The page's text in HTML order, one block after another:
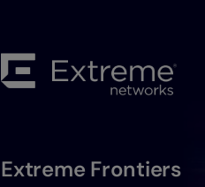
Extreme Frontiers